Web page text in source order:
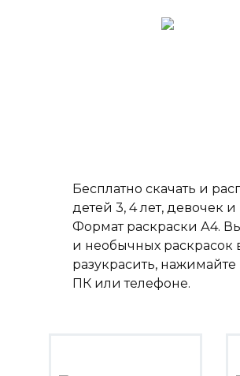
Бесплатно скачать и
детей 3, 4 лет, девочек
Формат раскраски А4.
и необычных раскрасок
разукрасить,
ПК или телефоне.